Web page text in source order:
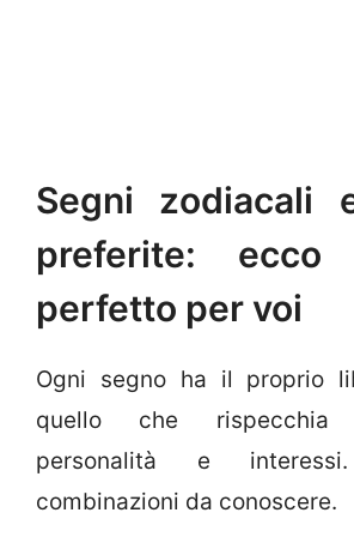
Segni zodiacali
preferite:
perfetto per voi
Ogni segno ha il proprio
quello che
personalità e
combinazioni da conoscere.